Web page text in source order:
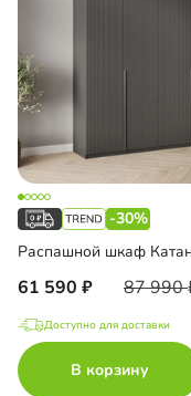
-30%
Распашной шкаф
61 590 87 990
Доступно для доставки
В корзину